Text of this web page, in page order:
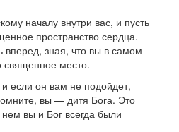
началу внутри вас, и пусть
пространство сердца.
вперед, зная, что вы в самом
священное место.
если он вам не подойдет,
вы — дитя Бога. Это
вы и Бог всегда были